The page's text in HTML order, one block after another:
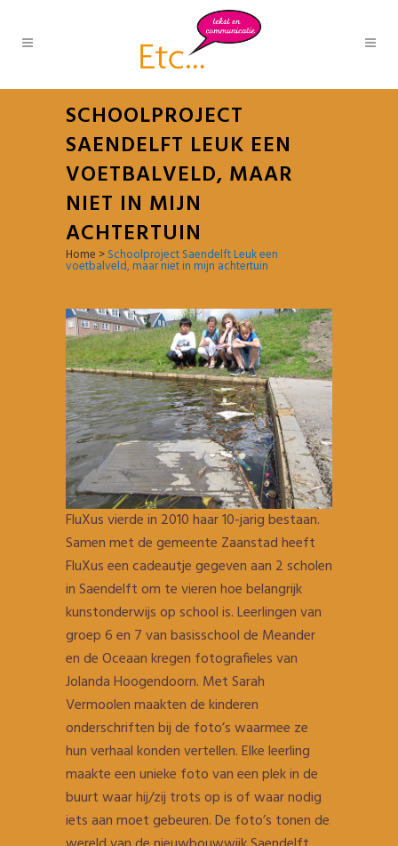
SCHOOLPROJECT
SAENDELFT LEUK EEN
VOETBALVELD, MAAR
NIET IN MIJN
ACHTERTUIN
Home >Schoolproject Saendelft Leuk een
voetbalveld, maar niet in mijn achtertuin
FluXus vierde in 2010 haar 10-jarig bestaan.
Samen met de gemeente Zaanstad heeft
FluXus een cadeautje gegeven aan 2 scholen
in Saendelft om te vieren hoe belangrijk
kunstonderwijs op school is. Leerlingen van
groep 6 en 7 van basisschool de Meander
en de Oceaan kregen fotografieles van
Jolanda Hoogendoorn. Met Sarah
Vermoolen maakten de kinderen
onderschriften bij de foto’s waarmee ze
hun verhaal konden vertellen. Elke leerling
maakte een unieke foto van een plek in de
buurt waar hij/zij trots op is of waar nodig
iets aan moet gebeuren. De foto’s tonen de